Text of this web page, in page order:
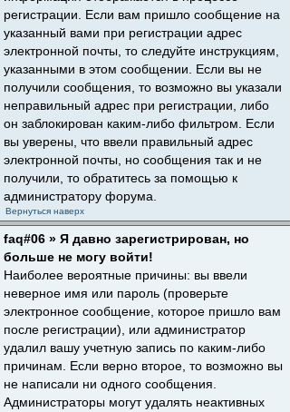
регистрации. Если вам пришло сообщение на
указанный вами при регистрации адрес
электронной почты, то следуйте инструкциям,
указанными в этом сообщении. Если вы не
получили сообщения, то возможно вы указали
неправильный адрес при регистрации, либо
он заблокирован каким-либо фильтром. Если
вы уверены, что ввели правильный адрес
электронной почты, но сообщения так и не
получили, то обратитесь за помощью к
администратору форума.
Вернуться наверх
faq#06 » Я давно зарегистрирован, но
больше не могу войти!
Наиболее вероятные причины: вы ввели
неверное имя или пароль (проверьте
электронное сообщение, которое пришло вам
после регистрации), или администратор
удалил вашу учетную запись по каким-либо
причинам. Если верно второе, то возможно вы
не написали ни одного сообщения.
Администраторы могут удалять неактивных